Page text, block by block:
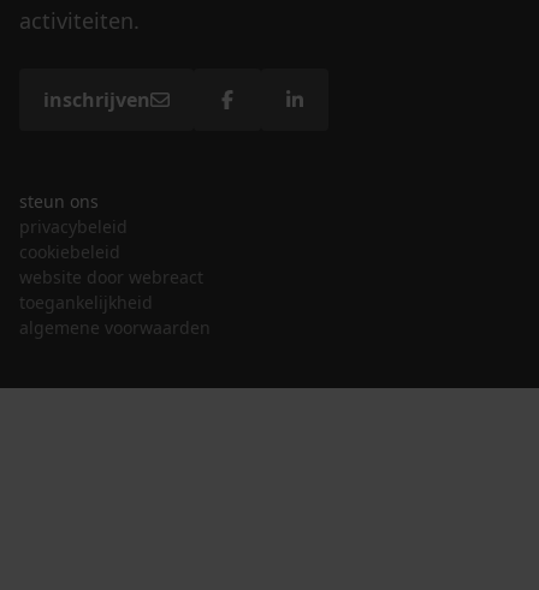
activiteiten.
inschrijven
steun ons
privacybeleid
cookiebeleid
website door webreact
toegankelijkheid
algemene voorwaarden